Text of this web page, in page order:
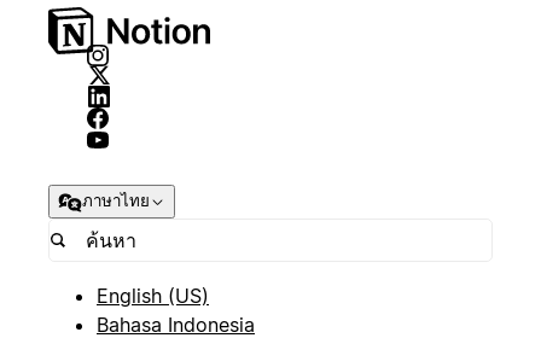
ภาษาไทย
English (US)
Bahasa Indonesia